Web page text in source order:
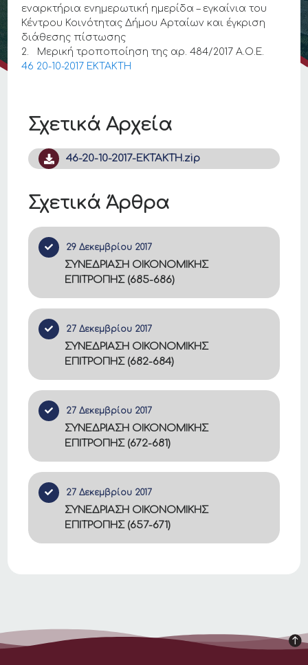
Σχετικά Αρχεία
46-20-10-2017-ΕΚΤΑΚΤΗ.zip
Σχετικά Άρθρα
29 Δεκεμβρίου 2017
ΣΥΝΕΔΡΙΑΣΗ ΟΙΚΟΝΟΜΙΚΗΣ
ΕΠΙΤΡΟΠΗΣ (685-686)
27 Δεκεμβρίου 2017
ΣΥΝΕΔΡΙΑΣΗ ΟΙΚΟΝΟΜΙΚΗΣ
ΕΠΙΤΡΟΠΗΣ (682-684)
27 Δεκεμβρίου 2017
ΣΥΝΕΔΡΙΑΣΗ ΟΙΚΟΝΟΜΙΚΗΣ
ΕΠΙΤΡΟΠΗΣ (672-681)
27 Δεκεμβρίου 2017
ΣΥΝΕΔΡΙΑΣΗ ΟΙΚΟΝΟΜΙΚΗΣ
ΕΠΙΤΡΟΠΗΣ (657-671)
εναρκτήρια ενημερωτική ημερίδα – εγκαίνια του
Κέντρου Κοινότητας Δήμου Αρταίων και έγκριση
διάθεσης πίστωσης
2. Μερική τροποποίηση της αρ. 484/2017 Α.Ο.Ε.
46 20-10-2017 ΕΚΤΑΚΤΗ